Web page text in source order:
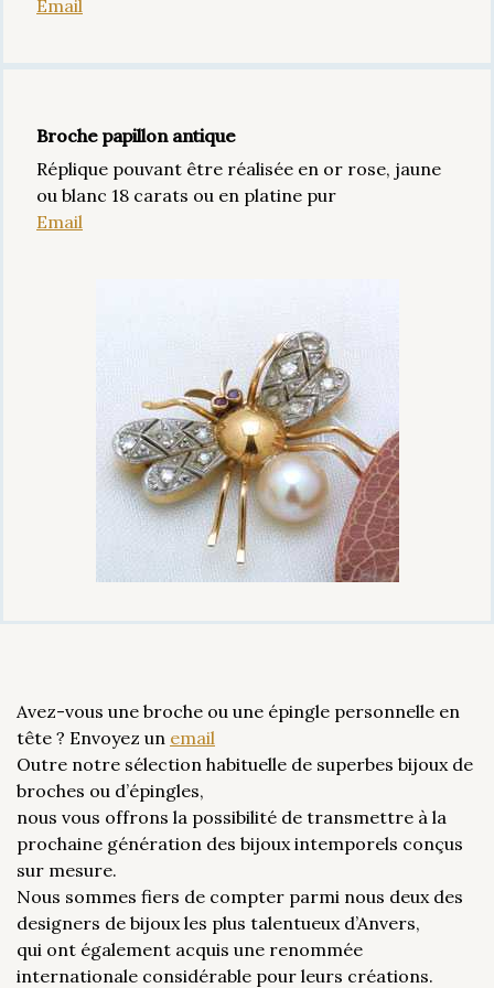
Email
Broche papillon antique
Réplique pouvant être réalisée en or rose, jaune
ou blanc 18 carats ou en platine pur
Email
Avez-vous une broche ou une épingle personnelle en
tête ? Envoyez un email
Outre notre sélection habituelle de superbes bijoux de
broches ou d’épingles,
nous vous offrons la possibilité de transmettre à la
prochaine génération des bijoux intemporels conçus
sur mesure.
Nous sommes fiers de compter parmi nous deux des
designers de bijoux les plus talentueux d’Anvers,
qui ont également acquis une renommée
internationale considérable pour leurs créations.